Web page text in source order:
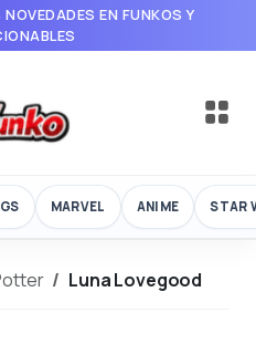
EN FUNKOS Y
MARVEL ANIME STAR
Luna Lovegood